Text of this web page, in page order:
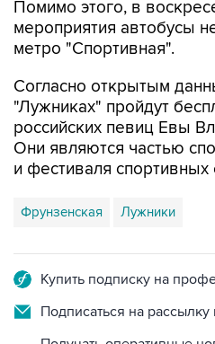
метро "Спортивная".
Согласно открытым
российских певиц Евы
Они являются частью
и фестиваля спортивных
Фрунзенская Лужники
Подписаться на рассылку
Получать оперативные